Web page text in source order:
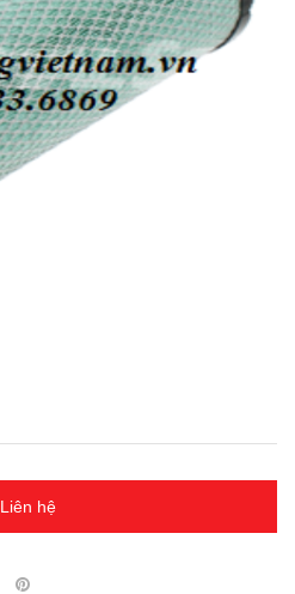
Liên hệ